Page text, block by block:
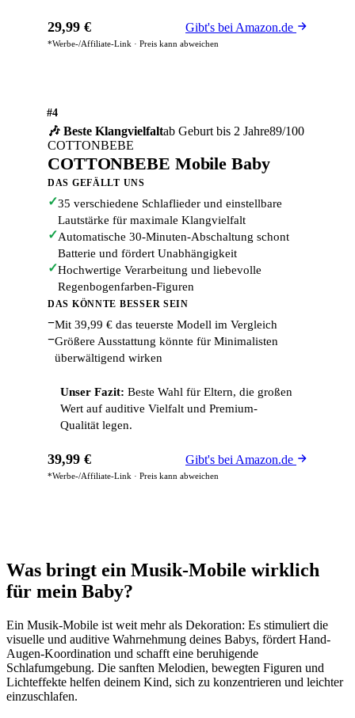
29,99 € Gibt's bei Amazon.de
*Werbe-/Affiliate-Link · Preis kann abweichen
#4
🎶 Beste Klangvielfaltab Geburt bis 2 Jahre89/100
COTTONBEBE
COTTONBEBE Mobile Baby
DAS GEFÄLLT UNS
✓35 verschiedene Schlaflieder und einstellbare
Lautstärke für maximale Klangvielfalt
✓Automatische 30-Minuten-Abschaltung schont
Batterie und fördert Unabhängigkeit
✓Hochwertige Verarbeitung und liebevolle
Regenbogenfarben-Figuren
DAS KÖNNTE BESSER SEIN
−Mit 39,99 € das teuerste Modell im Vergleich
−Größere Ausstattung könnte für Minimalisten
überwältigend wirken
Unser Fazit: Beste Wahl für Eltern, die großen
Wert auf auditive Vielfalt und Premium-
Qualität legen.
39,99 € Gibt's bei Amazon.de
*Werbe-/Affiliate-Link · Preis kann abweichen
Was bringt ein Musik-Mobile wirklich
für mein Baby?
Ein Musik-Mobile ist weit mehr als Dekoration: Es stimuliert die
visuelle und auditive Wahrnehmung deines Babys, fördert Hand-
Augen-Koordination und schafft eine beruhigende
Schlafumgebung. Die sanften Melodien, bewegten Figuren und
Lichteffekte helfen deinem Kind, sich zu konzentrieren und leichter
einzuschlafen.